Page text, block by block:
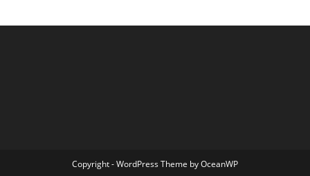
Copyright - WordPress Theme by OceanWP